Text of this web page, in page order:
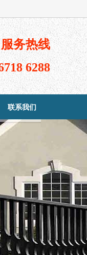
服务热线
6288
联系我们